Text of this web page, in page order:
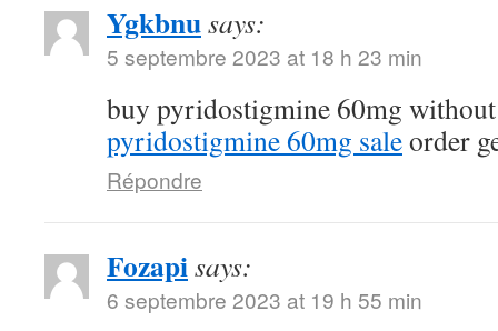
Ygkbnusays:
5 septembre 2023 at 18 h 23 min
buy pyridostigmine 60mg
pyridostigmine 60mg saleorder
Répondre
Fozapisays:
6 septembre 2023 at 19 h 55 min